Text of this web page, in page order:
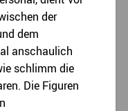
der
dem
anschaulich
schlimm die
Die Figuren